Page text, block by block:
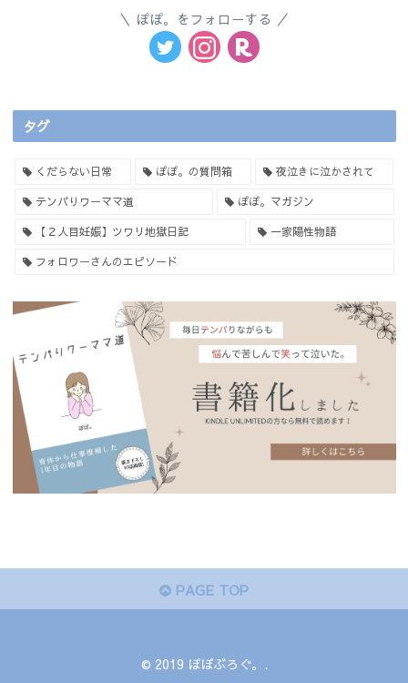
ぽぽ。をフォローする
タグ
くだらない日常 ぽぽ。の質問箱 夜泣きに泣かされて
テンパりワーママ道 ぽぽ。マガジン
【２人目妊娠】ツワリ地獄日記 一家陽性物語
フォロワーさんのエピソード
PAGE TOP
© 2019 ぽぽぶろぐ。.